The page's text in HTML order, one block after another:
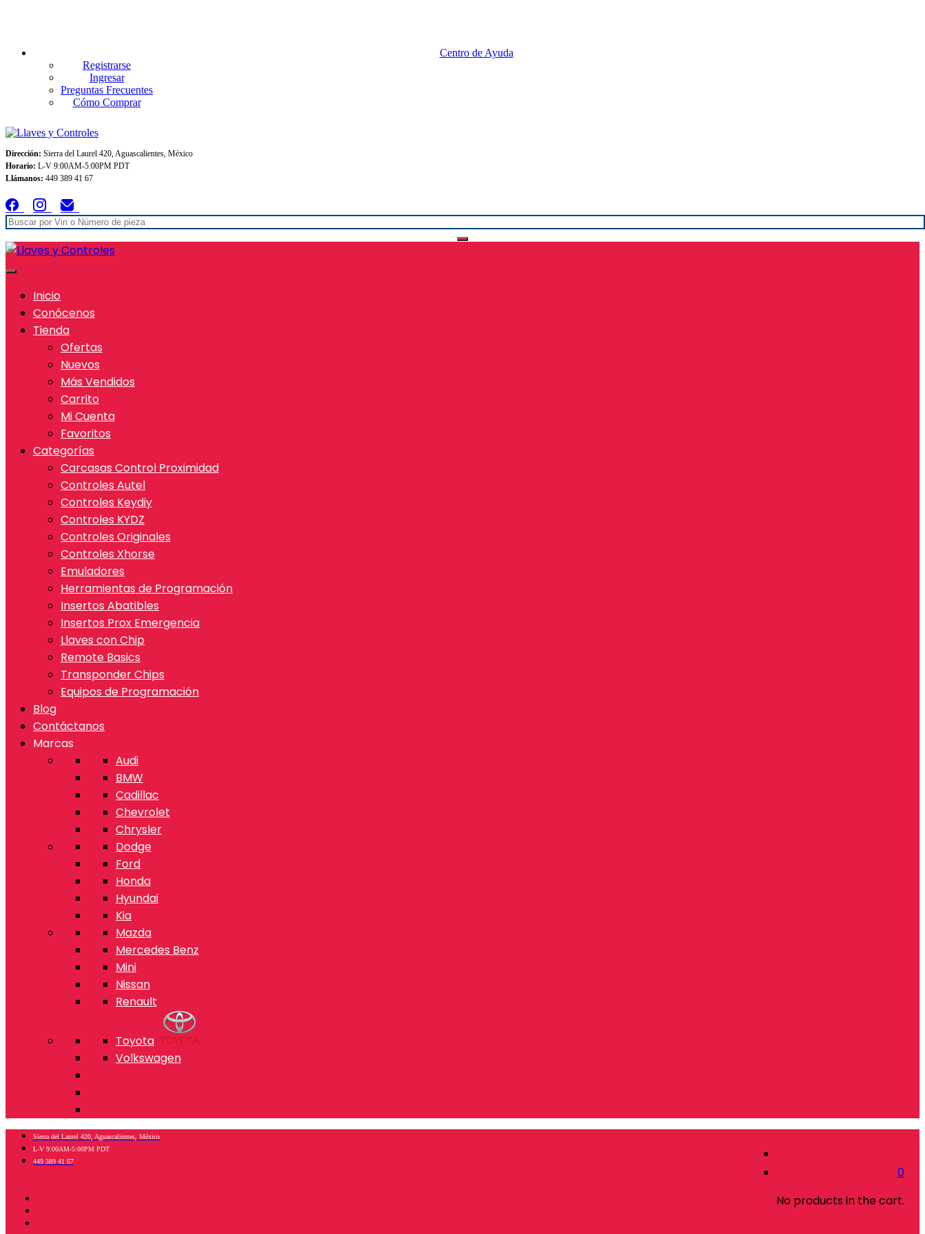
Centro de Ayuda
Registrarse
Ingresar
Preguntas Frecuentes
Cómo Comprar
Dirección: Sierra del Laurel 420, Aguascalientes, México
Horario: L-V 9:00AM-5:00PM PDT
Llámanos: 449 389 41 67
Inicio
Conócenos
Tienda
Ofertas
Nuevos
Más Vendidos
Carrito
Mi Cuenta
Favoritos
Categorías
Carcasas Control Proximidad
Controles Autel
Controles Keydiy
Controles KYDZ
Controles Originales
Controles Xhorse
Emuladores
Herramientas de Programación
Insertos Abatibles
Insertos Prox Emergencia
Llaves con Chip
Remote Basics
Transponder Chips
Equipos de Programación
Blog
Contáctanos
Marcas
Audi
BMW
Cadillac
Chevrolet
Chrysler
Dodge
Ford
Honda
Hyundai
Kia
Mazda
Mercedes Benz
Mini
Nissan
Renault
Toyota
Volkswagen
0
No products in the cart.
Sierra del Laurel 420, Aguascalientes, México
L-V 9:00AM-5:00PM PDT
449 389 41 67